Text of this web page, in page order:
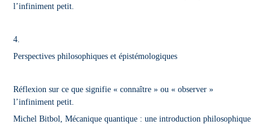
l’infiniment petit.
4.
Perspectives philosophiques et épistémologiques
Réflexion sur ce que signifie « connaître » ou « observer »
l’infiniment petit.
Michel Bitbol, Mécanique quantique : une introduction philosophique